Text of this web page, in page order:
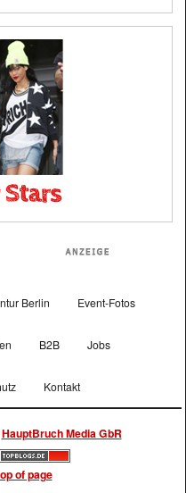
Berlin Event-Fotos
B2B Jobs
Kontakt
HauptBruch Media GbR
of page